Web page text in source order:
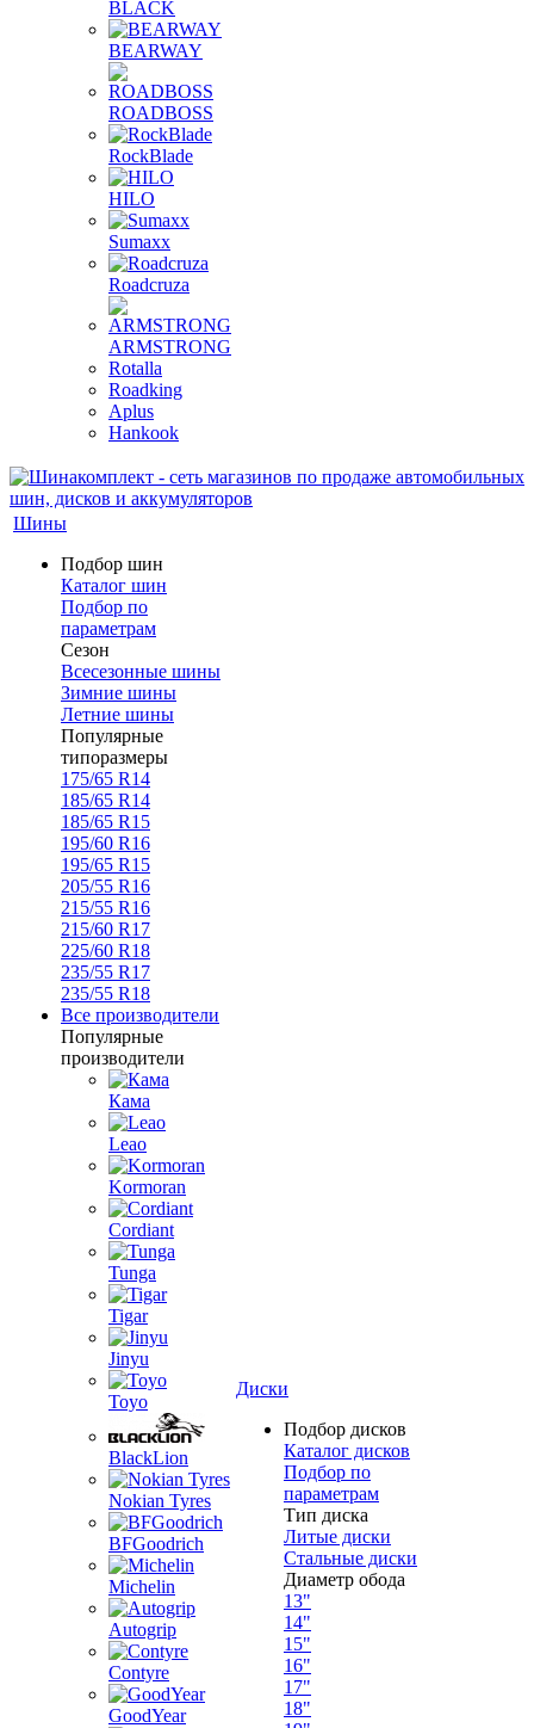
BLACK
BEARWAY
ROADBOSS
RockBlade
HILO
Sumaxx
Roadcruza
ARMSTRONG
Rotalla
Roadking
Aplus
Hankook
Шины
Подбор шин
Каталог шин
Подбор по
параметрам
Сезон
Всесезонные шины
Зимние шины
Летние шины
Популярные
типоразмеры
175/65 R14
185/65 R14
185/65 R15
195/60 R16
195/65 R15
205/55 R16
215/55 R16
215/60 R17
225/60 R18
235/55 R17
235/55 R18
Все производители
Популярные
производители
Кама
Leao
Kormoran
Cordiant
Tunga
Tigar
Jinyu
Toyo
BlackLion
Nokian Tyres
BFGoodrich
Michelin
Autogrip
Contyre
GoodYear
Диски
Подбор дисков
Каталог дисков
Подбор по
параметрам
Тип диска
Литые диски
Стальные диски
Диаметр обода
13"
14"
15"
16"
17"
18"